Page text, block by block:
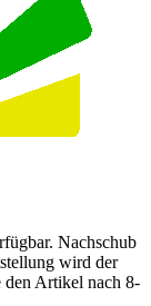
Nachschub
wird der
den Artikel nach 8-